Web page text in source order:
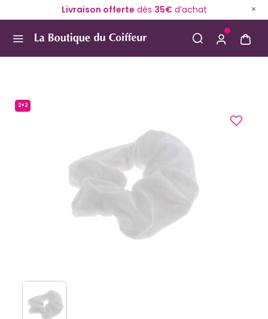
Livraison offerte dès 35€d’achat
2+2